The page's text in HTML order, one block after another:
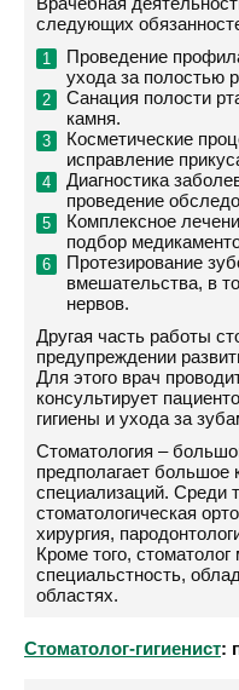
следующих
Проведение
ухода за полостью
Санация полости
камня.
Косметические
исправление
Диагностика
проведение
Комплексное
подбор
Протезирование
вмешательства, в
нервов.
Другая часть работы
предупреждении
Для этого врач
консультирует
гигиены и ухода за
Стоматология –
предполагает большое
специализаций. Среди
стоматологическая
хирургия,
Кроме того,
специальстность,
областях.
Стоматолог-гигиенист: